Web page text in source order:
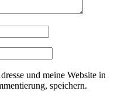
und meine Website in
speichern.